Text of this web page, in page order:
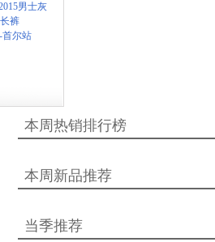
男士灰
裤
首尔站
本周热销排行榜
本周新品推荐
当季推荐